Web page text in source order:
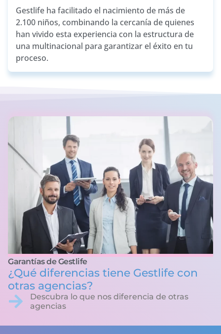
Gestlife ha facilitado el nacimiento de más de
2.100 niños, combinando la cercanía de quienes
han vivido esta experiencia con la estructura de
una multinacional para garantizar el éxito en tu
proceso.
Garantías de Gestlife
¿Qué diferencias tiene Gestlife con
otras agencias?
Descubra lo que nos diferencia de otras
agencias